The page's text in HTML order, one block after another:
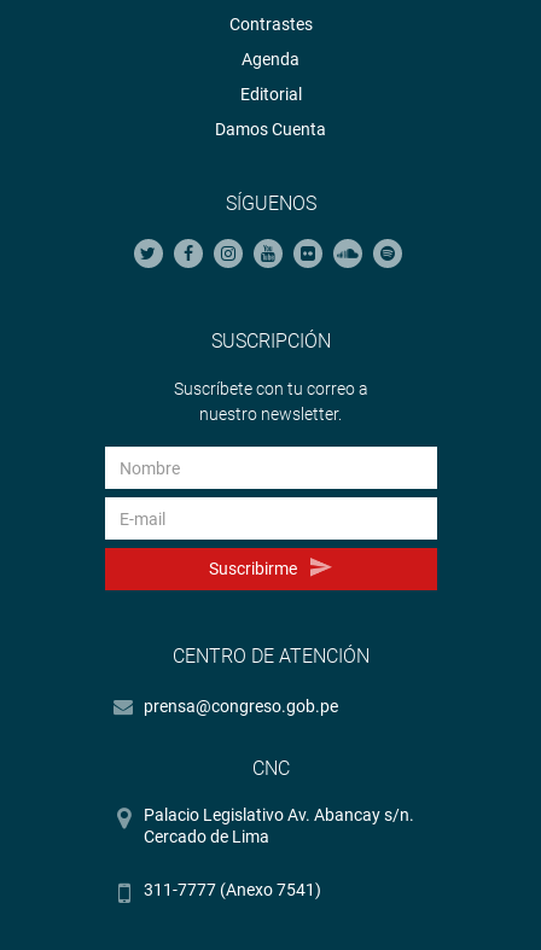
Contrastes
Agenda
Editorial
Damos Cuenta
SÍGUENOS
SUSCRIPCIÓN
Suscríbete con tu correo a
nuestro newsletter.
Suscribirme
CENTRO DE ATENCIÓN
prensa@congreso.gob.pe
CNC
Palacio Legislativo Av. Abancay s/n.
Cercado de Lima
311-7777 (Anexo 7541)